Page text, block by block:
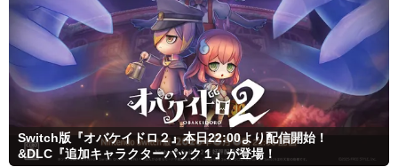
Switch版『オバケイドロ２』本日22:00より配信開始！
&DLC『追加キャラクターパック１』が登場！